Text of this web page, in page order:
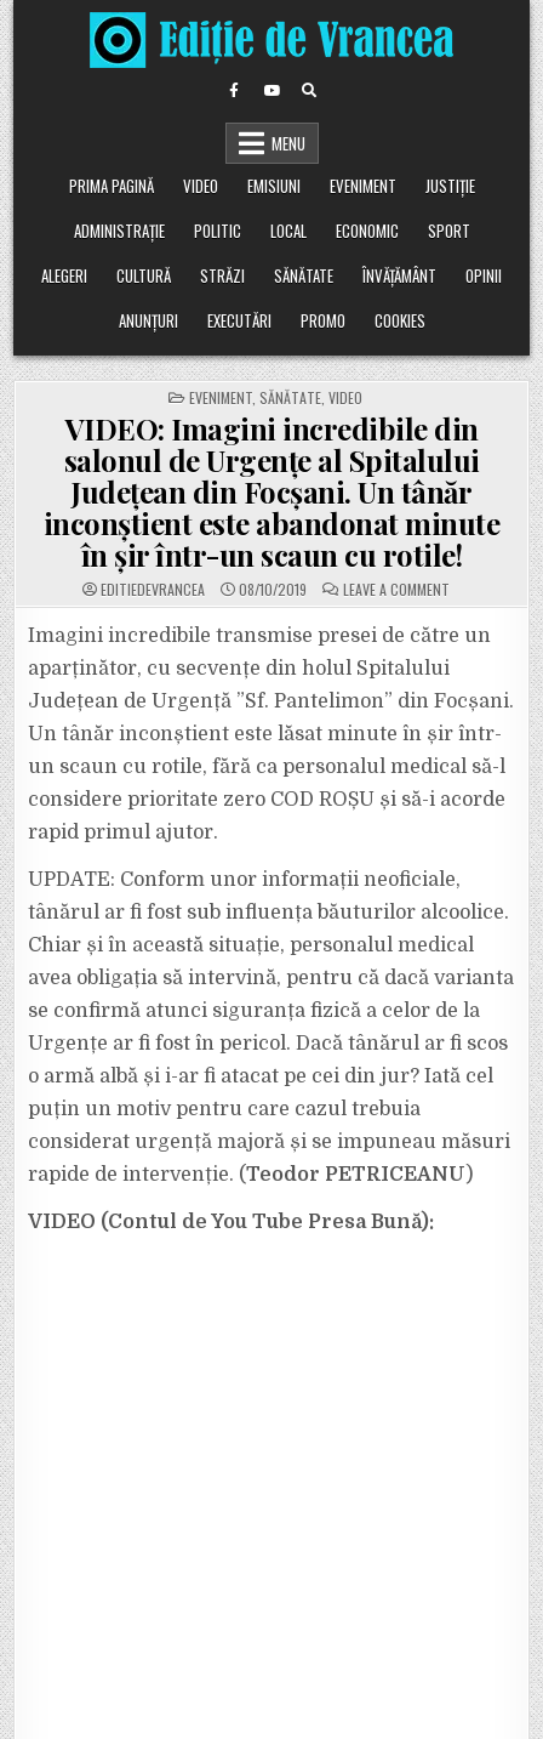
Skip
to
content
MENU
PRIMA PAGINĂ
VIDEO EMISIUNI EVENIMENT
JUSTIȚIE
ADMINISTRAȚIE
POLITIC LOCAL ECONOMIC
SPORT
ALEGERI
CULTURĂ STRĂZI SĂNĂTATE ÎNVĂȚĂMÂNT
OPINII
ANUNȚURI
EXECUTĂRI PROMO COOKIES
POSTED
IN
EVENIMENT SĂNĂTATE VIDEO
VIDEO: Imagini incredibile din
salonul de Urgențe al Spitalului
Județean din Focșani. Un tânăr
inconștient este abandonat minute
în șir într-un scaun cu rotile!
EDITIEDEVRANCEA 08/10/2019 LEAVE A COMMENTON
VIDEO:
INCREDIBILE
DIN
SALONUL
DE
AL
SPITALULUI
JUDEȚEAN
FOCȘANI.
UN
TÂNĂR
INCONȘTIENT
ȘIR
ÎNTR-
UN
SCAUN
CU
ROTILE!
Imagini incredibile transmise presei de către un
aparținător, cu secvențe din holul Spitalului
Județean de Urgență ”Sf. Pantelimon” din Focșani.
Un tânăr inconștient este lăsat minute în șir într-
un scaun cu rotile, fără ca personalul medical să-l
considere prioritate zero COD ROȘU și să-i acorde
rapid primul ajutor.
UPDATE: Conform unor informații neoficiale,
tânărul ar fi fost sub influența băuturilor alcoolice.
Chiar și în această situație, personalul medical
avea obligația să intervină, pentru că dacă varianta
se confirmă atunci siguranța fizică a celor de la
Urgențe ar fi fost în pericol. Dacă tânărul ar fi scos
o armă albă și i-ar fi atacat pe cei din jur? Iată cel
puțin un motiv pentru care cazul trebuia
considerat urgență majoră și se impuneau măsuri
rapide de intervenție. (Teodor PETRICEANU)
VIDEO (Contul de You Tube Presa Bună):